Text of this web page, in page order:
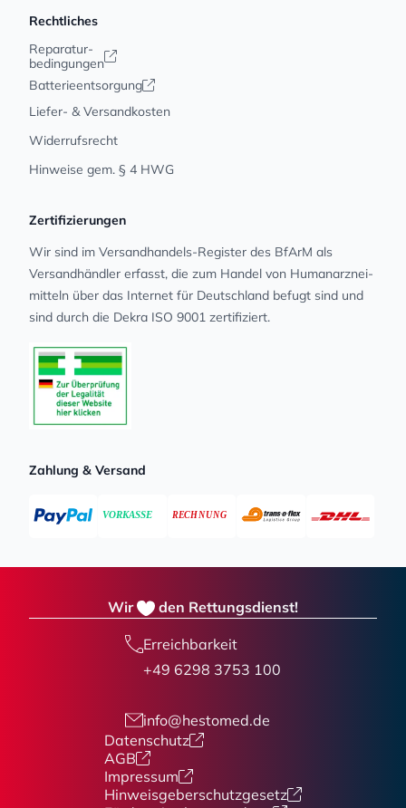
Rechtliches
Reparatur-
bedingungen
Batterieentsorgung
Liefer- & Versandkosten
Widerrufsrecht
Hinweise gem. § 4 HWG
Zertifizierungen
Wir sind im Versandhandels-Register des BfArM als
Versandhändler erfasst, die zum Handel von Human­arz­nei­
mit­teln über das Internet für Deutschland befugt sind und
sind durch die Dekra ISO 9001 zertifiziert.
Zahlung & Versand
Wir den Rettungsdienst!
Erreichbarkeit
+49 6298 3753 100
info@hestomed.de
Datenschutz
AGB
Impressum
Hinweisgeberschutzgesetz